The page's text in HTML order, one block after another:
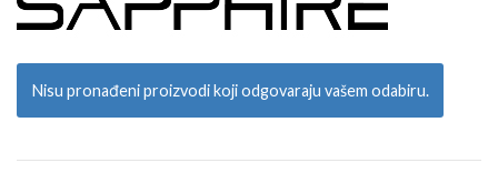
Nisu pronađeni proizvodi koji odgovaraju vašem odabiru.